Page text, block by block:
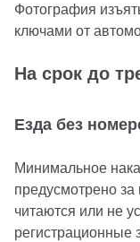
Фотография
ключами от
На срок до
Езда без
Минимальное
предусмотрено
читаются или не
регистрационные